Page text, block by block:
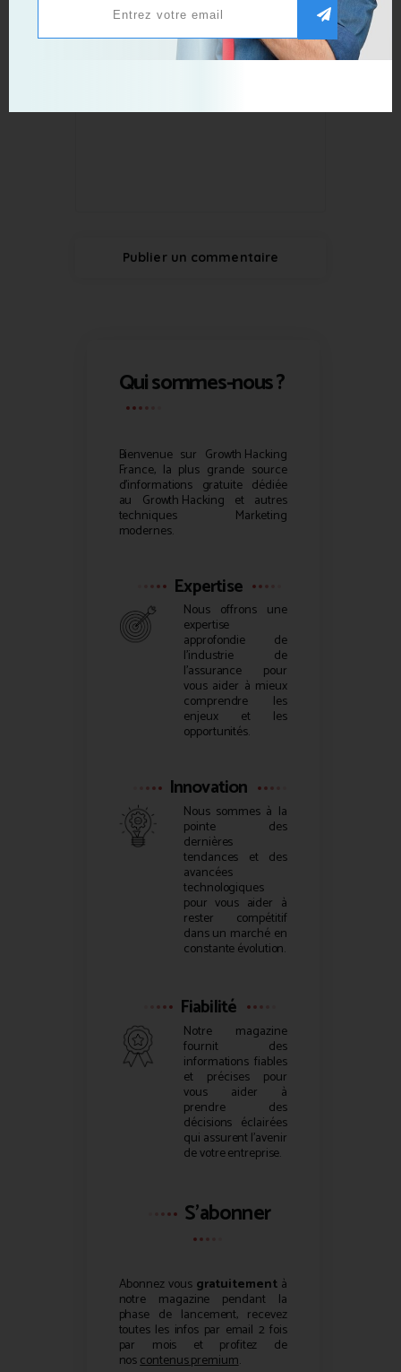
Qui sommes-nous ?
Bienvenue sur Growth Hacking
France, la plus grande source
d’informations gratuite dédiée
au Growth Hacking et autres
techniques Marketing
modernes.
Expertise
Nous offrons une
expertise
approfondie de
l’industrie de
l’assurance pour
vous aider à mieux
comprendre les
enjeux et les
opportunités.
Innovation
Nous sommes à la
pointe des
dernières
tendances et des
avancées
technologiques
pour vous aider à
rester compétitif
dans un marché en
constante évolution.
Fiabilité
Notre magazine
fournit des
informations fiables
et précises pour
vous aider à
prendre des
décisions éclairées
qui assurent l’avenir
de votre entreprise.
S'abonner
Abonnez vous gratuitementà
notre magazine pendant la
phase de lancement, recevez
toutes les infos par email 2 fois
par mois et profitez de
noscontenus premium.